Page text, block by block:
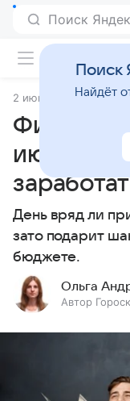
Поиск
2 июня 2025 Статьи
июня
День вряд ли
зато подарит
бюджете.
Ольга
Автор
Поиск
Найдёт